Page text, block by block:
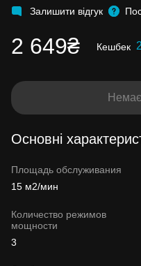
Залишити відгук
2 649₴ Кешбек
Основні
Площадь обслуживания
15 м2/мин
Количество режимов
мощности
3